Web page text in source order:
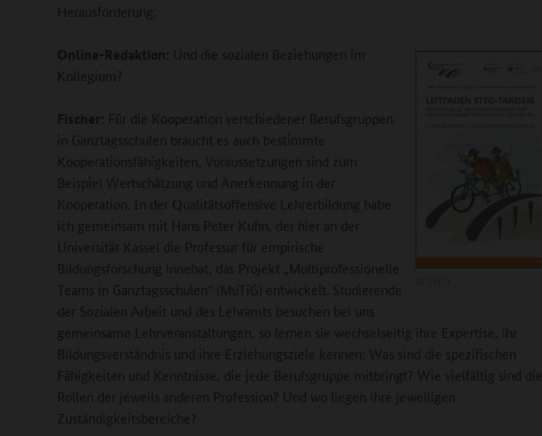
Herausforderung.
Online-Redaktion: Und die sozialen Beziehungen im
Kollegium?
Fischer: Für die Kooperation verschiedener Berufsgruppen
in Ganztagsschulen braucht es auch bestimmte
Kooperationsfähigkeiten, Voraussetzungen sind zum
Beispiel Wertschätzung und Anerkennung in der
Kooperation. In der Qualitätsoffensive Lehrerbildung habe
ich gemeinsam mit Hans Peter Kuhn, der hier an der
Universität Kassel die Professur für empirische
Bildungsforschung innehat, das Projekt „Multiprofessionelle
Teams in Ganztagsschulen“ (MuTiG) entwickelt. Studierende
der Sozialen Arbeit und des Lehramts besuchen bei uns
gemeinsame Lehrveranstaltungen, so lernen sie wechselseitig ihre Expertise, ihr
Bildungsverständnis und ihre Erziehungsziele kennen: Was sind die spezifischen
Fähigkeiten und Kenntnisse, die jede Berufsgruppe mitbringt? Wie vielfältig sind die
Rollen der jeweils anderen Profession? Und wo liegen ihre jeweiligen
Zuständigkeitsbereiche?